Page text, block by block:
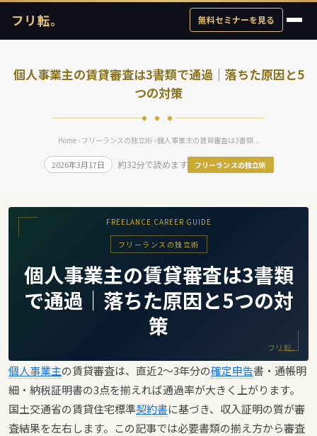
フリ転。 無料セミナーを見る
個人事業主の賃貸審査は3書類で通過｜落ちた原因と5
つの対策
◆ ◆ ◆
Home› フリーランスの独立術› 個人事業主の賃貸審査は3書類...
2026年3月17日 約32分で読めます フリーランスの独立術
FREELANCE CAREER GUIDE
フリーランスの独立術
個人事業主の賃貸審査は3書類
で通過｜落ちた原因と5つの対
策
フリ転。
個人事業主の賃貸審査は、直近2〜3年分の確定申告書・通帳明
細・納税証明書の3点を揃えれば通過率が大きく上がります。
国土交通省の賃貸住宅標準契約書に基づき、収入証明の質が審
査結果を左右します。この記事では必要書類の揃え方から審査